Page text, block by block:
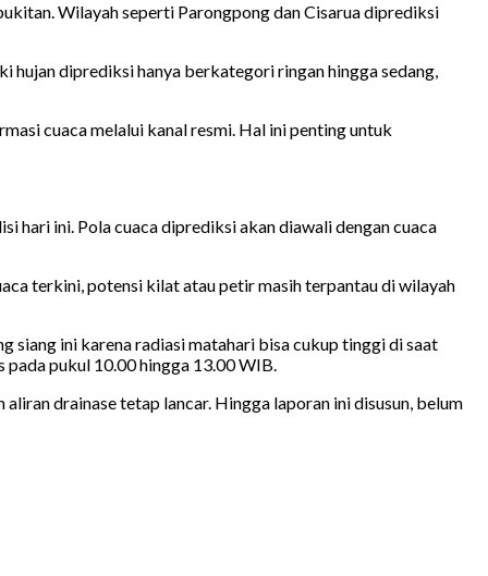
Wilayah seperti Parongpong dan Cisarua diprediksi
hujan diprediksi hanya berkategori ringan hingga sedang,
cuaca melalui kanal resmi. Hal ini penting untuk
hari ini. Pola cuaca diprediksi akan diawali dengan cuaca
terkini, potensi kilat atau petir masih terpantau di wilayah
siang ini karena radiasi matahari bisa cukup tinggi di saat
pukul 10.00 hingga 13.00 WIB.
drainase tetap lancar. Hingga laporan ini disusun, belum